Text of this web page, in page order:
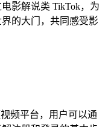
影解说类 TikTok，为
的大门，共同感受影
频平台，用户可以通